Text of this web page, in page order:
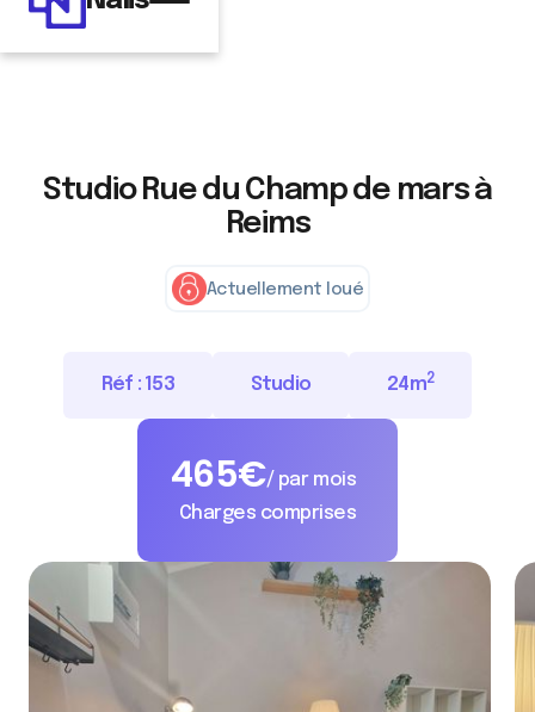
Studio Rue du Champ de mars à
Reims
Actuellement loué
Réf : 153 Studio 24m2
465€/ par mois
Charges comprises